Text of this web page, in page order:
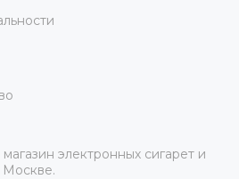
магазин электронных сигарет и
Москве.